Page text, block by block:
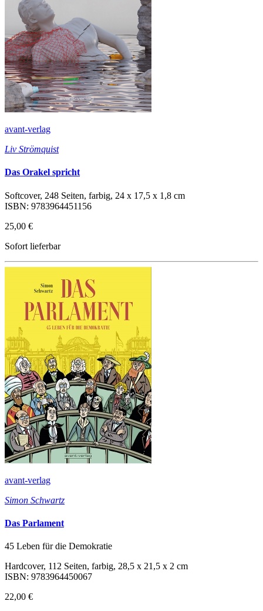
avant-verlag
Liv Strömquist
Das Orakel spricht
Softcover, 248 Seiten, farbig, 24 x 17,5 x 1,8 cm
ISBN: 9783964451156
25,00 €
Sofort lieferbar
avant-verlag
Simon Schwartz
Das Parlament
45 Leben für die Demokratie
Hardcover, 112 Seiten, farbig, 28,5 x 21,5 x 2 cm
ISBN: 9783964450067
22,00 €